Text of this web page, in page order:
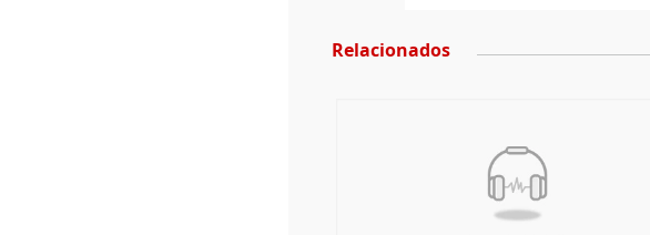
Relacionados